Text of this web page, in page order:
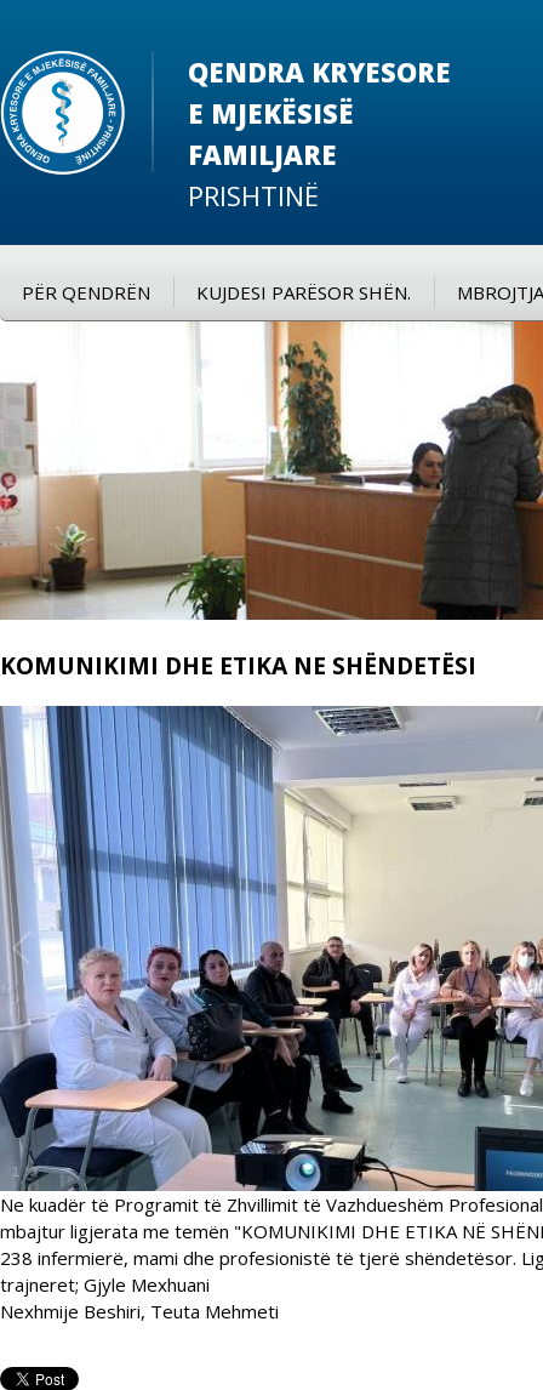
QENDRA KRYESORE
E MJEKËSISË
FAMILJARE
PRISHTINË
PËR QENDRËN KUJDESI PARËSOR SHËN.
KOMUNIKIMI DHE ETIKA NE SHËNDETËSI
1 /3
Ne kuadër të Programit të Zhvillimit të Vazhdueshëm
mbajtur ligjerata me temën "KOMUNIKIMI DHE ETIKA NË
238 infermierë, mami dhe profesionistë të tjerë shëndetësor.
trajneret; Gjyle Mexhuani
Nexhmije Beshiri, Teuta Mehmeti